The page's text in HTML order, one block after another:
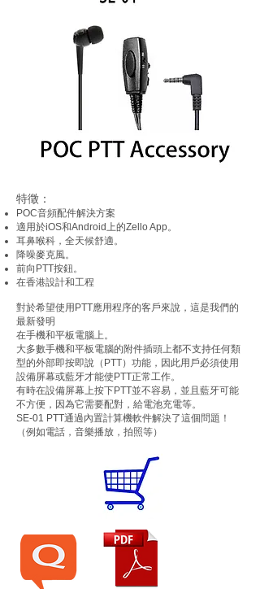
特徵：
POC音頻配件解決方案
適用於iOS和Android上的Zello App。
耳鼻喉科，全天候舒適。
降噪麥克風。
前向PTT按鈕。
在香港設計和工程
對於希望使用PTT應用程序的客戶來說，這是我們的
最新發明
在手機和平板電腦上。
大多數手機和平板電腦的附件插頭上都不支持任何類
型的外部即按即說（PTT）功能，因此用戶必須使用
設備屏幕或藍牙才能使PTT正常工作。
有時在設備屏幕上按下PTT並不容易，並且藍牙可能
不方便，因為它需要配對，給電池充電等。
SE-01 PTT通過內置計算機軟件解決了這個問題！
（例如電話，音樂播放，拍照等）